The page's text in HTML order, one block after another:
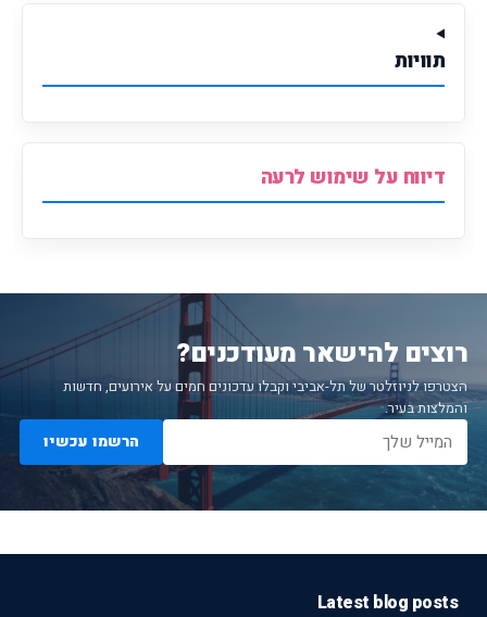
תוויות
דיווח על שימוש לרעה
רוצים להישאר מעודכנים?
הצטרפו לניוזלטר של תל-אביבי וקבלו עדכונים חמים על אירועים, חדשות
והמלצות בעיר.
הרשמו עכשיו
Latest blog posts